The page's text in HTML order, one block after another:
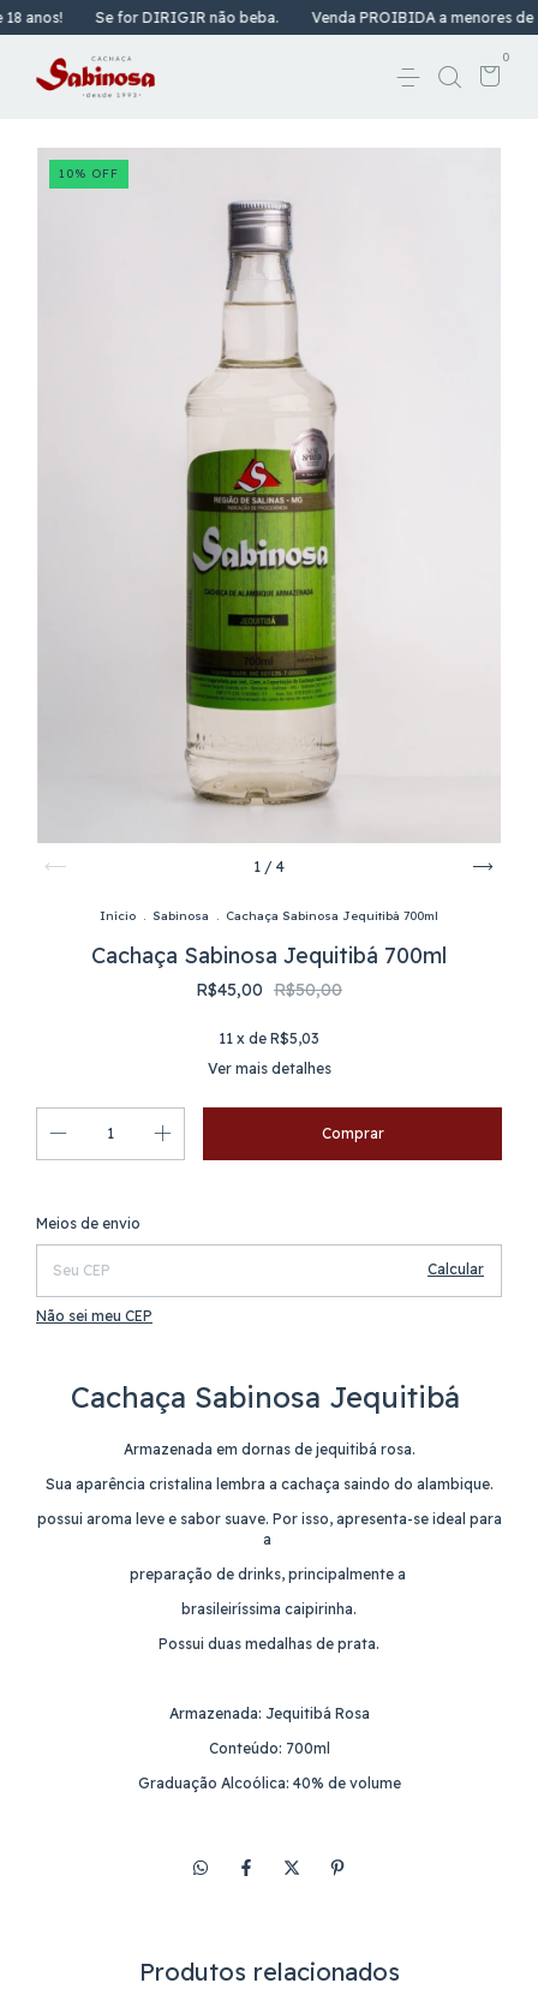
anos! Se for DIRIGIR não beba. Venda PROIBIDA a menores de
0
10% OFF
1 / 4
Início . Sabinosa . Cachaça Sabinosa Jequitibá 700ml
Cachaça Sabinosa Jequitibá 700ml
R$45,00 R$50,00
11 x de R$5,03
Ver mais detalhes
Entregas para o CEP:
Meios de envio
Calcular
Não sei meu CEP
Cachaça Sabinosa Jequitibá
Armazenada em dornas de jequitibá rosa.
Sua aparência cristalina lembra a cachaça saindo do alambique.
possui aroma leve e sabor suave. Por isso, apresenta-se ideal para
a
preparação de drinks, principalmente a
brasileiríssima caipirinha.
Possui duas medalhas de prata.
Armazenada: Jequitibá Rosa
Conteúdo: 700ml
Graduação Alcoólica: 40% de volume
Produtos relacionados